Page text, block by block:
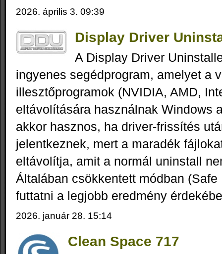
2026. április 3. 09:39
Display Driver
A Display Driver
ingyenes segédprogram, amelyet a
illesztőprogramok (NVIDIA, AMD,
eltávolítására használnak Windows
akkor hasznos, ha driver-frissítés
jelentkeznek, mert a maradék
eltávolítja, amit a normál uninstall
Általában csökkentett módban (Safe
futtatni a legjobb eredmény
2026. január 28. 15:14
Clean Space 717